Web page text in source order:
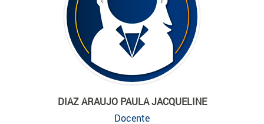
DIAZ ARAUJO PAULA JACQUELINE
Docente